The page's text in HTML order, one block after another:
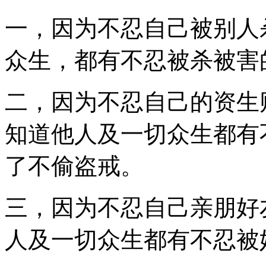
一，因为不忍自己被别
众生，都有不忍被杀被
二，因为不忍自己的资
知道他人及一切众生都
了不偷盗戒。
三，因为不忍自己亲朋
人及一切众生都有不忍